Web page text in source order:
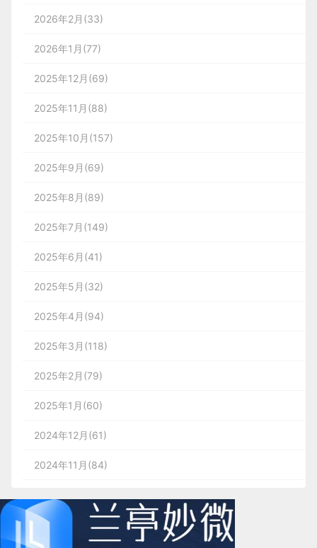
2026年2月(33)
2026年1月(77)
2025年12月(69)
2025年11月(88)
2025年10月(157)
2025年9月(69)
2025年8月(89)
2025年7月(149)
2025年6月(41)
2025年5月(32)
2025年4月(94)
2025年3月(118)
2025年2月(79)
2025年1月(60)
2024年12月(61)
2024年11月(84)
2024年9月(144)